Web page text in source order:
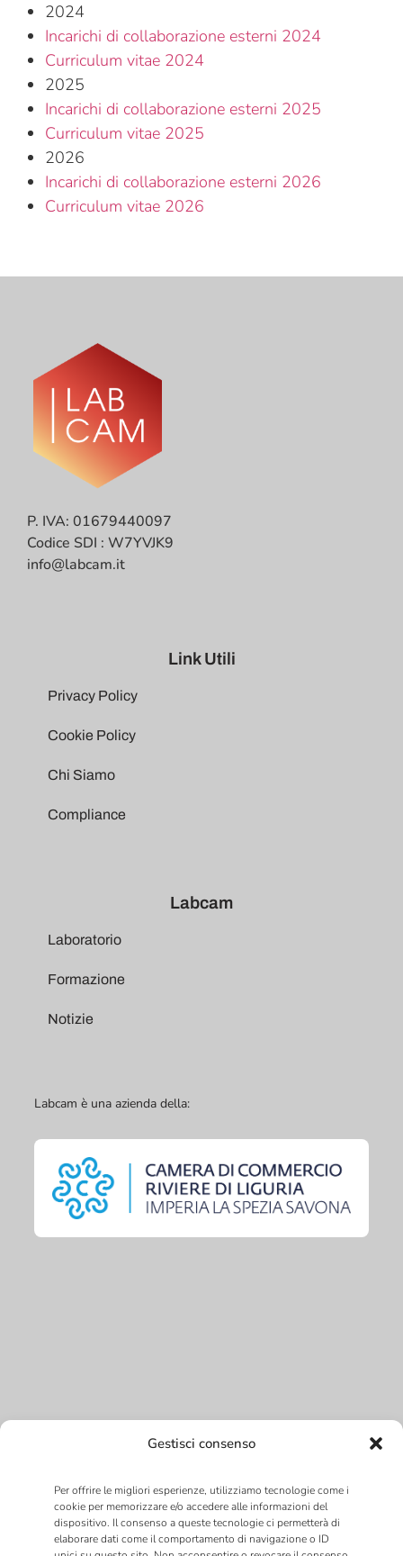
Gestisci consenso
Per offrire le migliori esperienze, utilizziamo tecnologie come i
cookie per memorizzare e/o accedere alle informazioni del
dispositivo. Il consenso a queste tecnologie ci permetterà di
elaborare dati come il comportamento di navigazione o ID
2024
Incarichi di collaborazione esterni 2024
Curriculum vitae 2024
2025
Incarichi di collaborazione esterni 2025
Curriculum vitae 2025
2026
Incarichi di collaborazione esterni 2026
Curriculum vitae 2026
P. IVA: 01679440097
Codice SDI : W7YVJK9
info@labcam.it
Link Utili
Privacy Policy
Cookie Policy
Chi Siamo
Compliance
Labcam
Laboratorio
Formazione
Notizie
Labcam è una azienda della: